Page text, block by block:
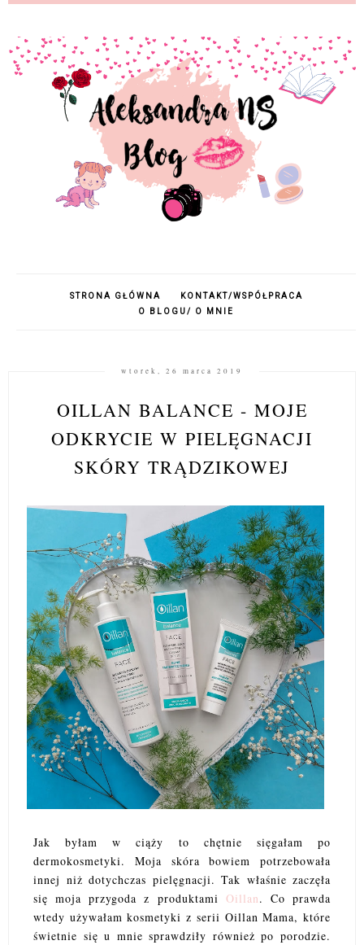
STRONA GŁÓWNA
KONTAKT/WSPÓŁPRACA
O BLOGU/ O MNIE
wtorek, 26 marca 2019
OILLAN BALANCE - MOJE
ODKRYCIE W PIELĘGNACJI
SKÓRY TRĄDZIKOWEJ
Jak byłam w ciąży to chętnie sięgałam po
dermokosmetyki. Moja skóra bowiem potrzebowała
innej niż dotychczas pielęgnacji. Tak właśnie zaczęła
się moja przygoda z produktami Oillan. Co prawda
wtedy używałam kosmetyki z serii Oillan Mama, które
świetnie się u mnie sprawdziły również po porodzie.